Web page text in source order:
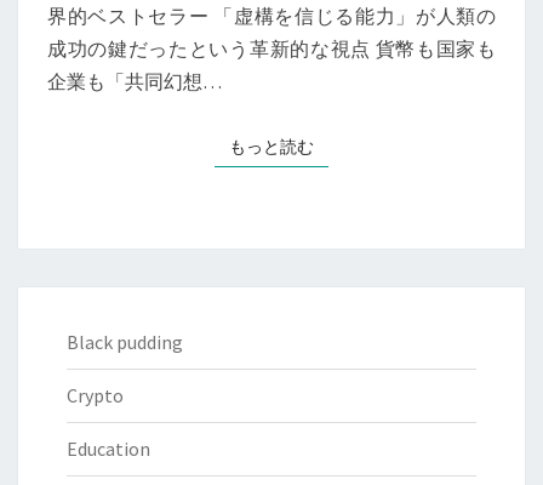
レ
ビ
──
史
る
と
界的ベストセラー 「虚構を信じる能力」が人類の
成功の鍵だったという革新的な視点 貨幣も国家も
企業も「共同幻想…
もっと読むもっと読む
Black pudding
Crypto
Education